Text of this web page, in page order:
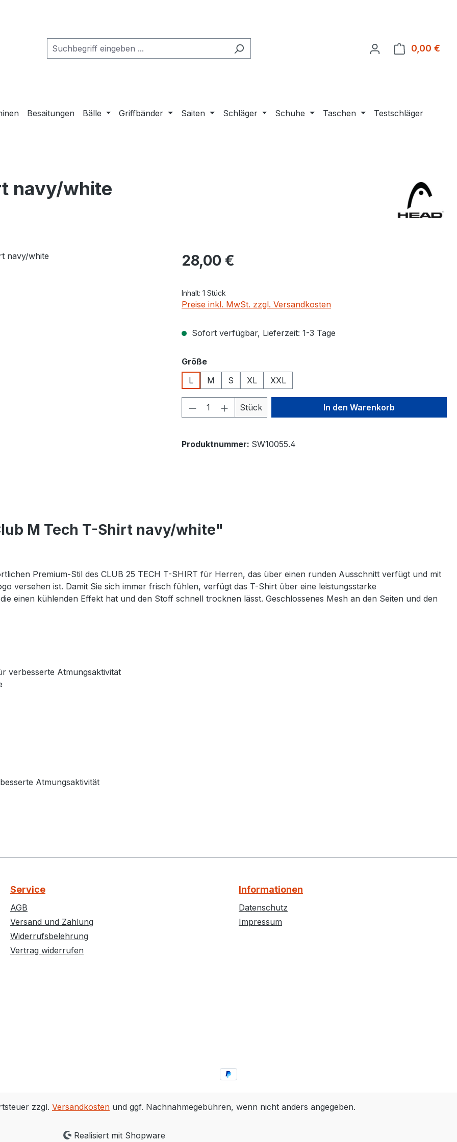
0,00 €
Besaitungen Bälle Griffbänder Saiten Schläger Schuhe Taschen
Testschläger
navy/white
Regulärer Preis:
28,00 €
Inhalt: 1 Stück
Preise inkl. MwSt. zzgl. Versandkosten
Sofort verfügbar, Lieferzeit: 1-3 Tage
Größeauswählen
L
M S XL XXL
Produkt Anzahl: Gib den gewünschten Wert
Stück In den Warenkorb
Produktnummer: SW10055.4
M Tech T-Shirt navy/white"
Premium-Stil des CLUB 25 TECH T-SHIRT für Herren, das über einen runden Ausschnitt verfügt und mit
versehen ist. Damit Sie sich immer frisch fühlen, verfügt das T-Shirt über eine leistungsstarke
einen kühlenden Effekt hat und den Stoff schnell trocknen lässt. Geschlossenes Mesh an den Seiten und den
verbesserte Atmungsaktivität
Atmungsaktivität
Service
AGB
Versand und Zahlung
Widerrufsbelehrung
Vertrag widerrufen
Informationen
Datenschutz
Impressum
zzgl. Versandkosten und ggf. Nachnahmegebühren, wenn nicht anders angegeben.
Realisiert mit Shopware